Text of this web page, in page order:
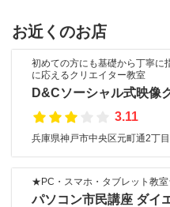
お近くのお店
初めての方にも基礎から丁寧に
に応えるクリエイター教室
D&Cソーシャル式映像
3.11
兵庫県神戸市中央区元町通2丁
★PC・スマホ・タブレット教
パソコン市民講座 ダイ